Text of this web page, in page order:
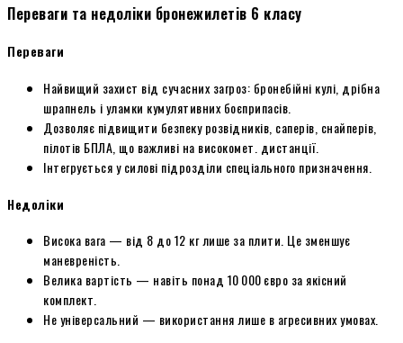
Переваги та недоліки бронежилетів 6 класу
Переваги
Найвищий захист від сучасних загроз: бронебійні кулі, дрібна
шрапнель і уламки кумулятивних боєприпасів.
Дозволяє підвищити безпеку розвідників, саперів, снайперів,
пілотів БПЛА, що важливі на високомет. дистанції.
Інтегрується у силові підрозділи спеціального призначення.
Недоліки
Висока вага — від 8 до 12 кг лише за плити. Це зменшує
маневреність.
Велика вартість — навіть понад 10 000 євро за якісний
комплект.
Не універсальний — використання лише в агресивних умовах.